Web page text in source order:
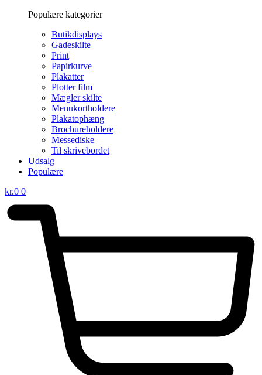
Populære kategorier
Butikdisplays
Gadeskilte
Print
Papirkurve
Plakatter
Plotter film
Mægler skilte
Menukortholdere
Plakatophæng
Brochureholdere
Messediske
Til skrivebordet
Udsalg
Populære
kr.0 0